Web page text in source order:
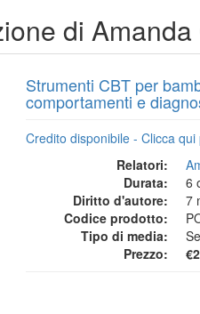
di
Strumenti CBT per
comportamenti e
Credito disponibile - Clicca
Relatori:
Durata:
6
Diritto d'autore:
7
Codice prodotto:
Tipo di media:
Prezzo: